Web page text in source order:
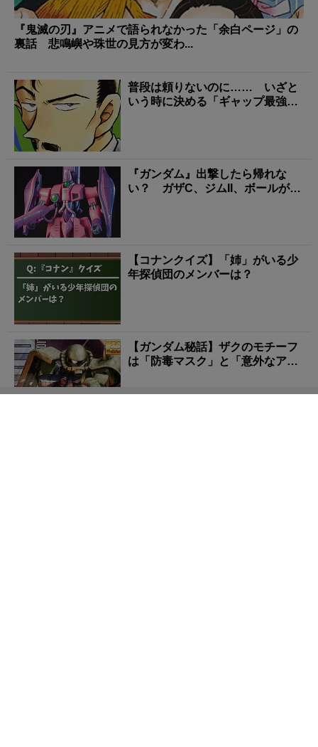
『鬼滅の刃』アニメで語られなかった「余白ページ」の
裏話 悲鳴嶼や珠世の見方が変わ...
普段は頼りないのに…… いざと
いう時に決める「ギャップ最強キ
『ガンダム』出撃したら帰れな
い？ ガザC、ジムII、ボールが背
【コナンクイズ】「姉」がいる少
年探偵団のメンバーは？
【ガンダム秘話】ザクのモチーフ
は「防毒マスク」と「意外なアイ